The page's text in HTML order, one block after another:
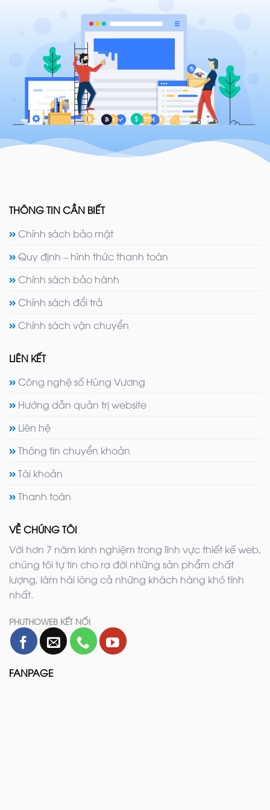
THÔNG TIN CẦN BIẾT
Chính sách bảo mật
Quy định – hình thức thanh toán
Chính sách bảo hành
Chính sách đổi trả
Chính sách vận chuyển
LIÊN KẾT
Công nghệ số Hùng Vương
Hướng dẫn quản trị website
Liên hệ
Thông tin chuyển khoản
Tài khoản
Thanh toán
VỀ CHÚNG TÔI
Với hơn 7 năm kinh nghiệm trong lĩnh vực thiết kế web,
chúng tôi tự tin cho ra đời những sản phẩm chất
lượng, làm hài lòng cả những khách hàng khó tính
nhất.
PHUTHOWEB KẾT NỐI
FANPAGE